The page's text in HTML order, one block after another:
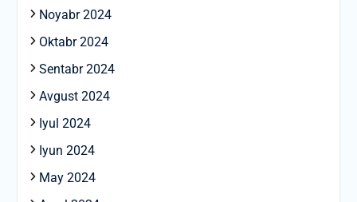
Noyabr 2024
Oktabr 2024
Sentabr 2024
Avgust 2024
Iyul 2024
Iyun 2024
May 2024